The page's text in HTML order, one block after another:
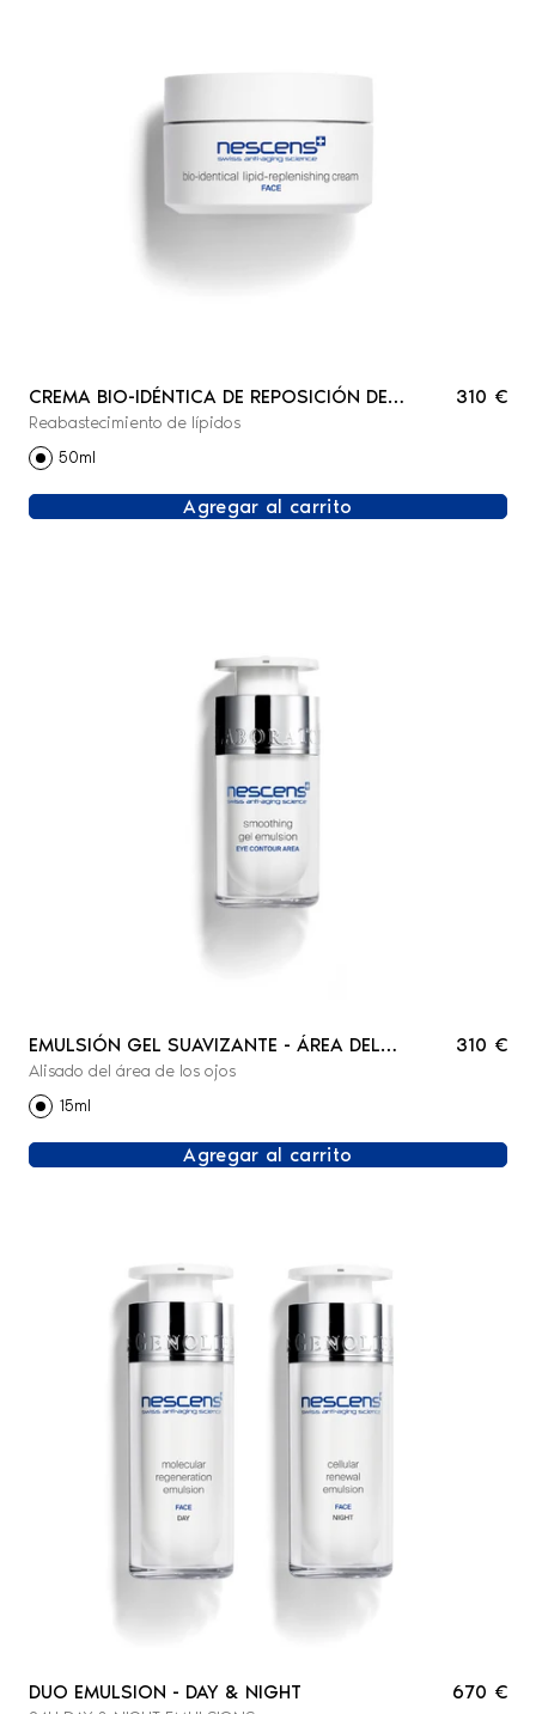
CREMA BIO-IDÉNTICA DE REPOSICIÓN DE
LÍPIDOS - ROSTRO
Reabastecimiento de lípidos
310 €
50ml
Agregar al carrito
EMULSIÓN GEL SUAVIZANTE - ÁREA DEL
CONTORNO DE OJOS
Alisado del área de los ojos
310 €
15ml
Agregar al carrito
DUO EMULSION - DAY & NIGHT 670 €